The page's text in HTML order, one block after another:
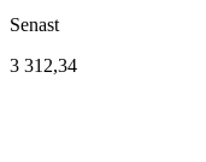
Senast
3 312,34